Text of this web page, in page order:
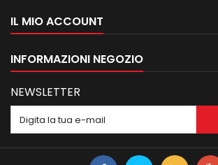
IL MIO ACCOUNT
INFORMAZIONI NEGOZIO
NEWSLETTER